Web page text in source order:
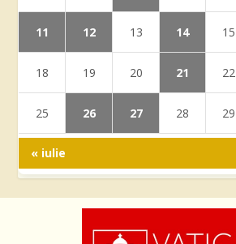
11 12 13 14 15
18 19 20 21 22
25 26 27 28 29
« iulie